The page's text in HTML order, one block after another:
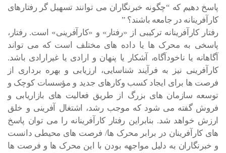
پاسخ دهیم که “چگونه خبرنگاران می توانند تسهیل گر رفتارهای
کارآفرینانه در جامعه باشند؟ ”
رفتار کارآفرینانه ترکیبی از «رفتار» و «کارآفرینی» است. رفتار،
پاسخی به محرک ها یا داده های مختلف است که می تواند
آگاهانه یا ناخودآگاه، آشکار یا پنهان و ارادی یا غیرارادی باشد.
کارآفرینی نیز به فرآیند شناسایی، ارزیابی و بهره برداری از
فرصت ها برای ایجاد کسب وکارهای جدید و مؤسسات کوچک و
توسعه سازمان های بزرگ از طریق فعالیت های بازاریابی و
فروش گفته می شود که موجب رشد، اشتغال آفرینی و خلق
ارزش خواهد شد. بنابراین رفتار کارآفرینانه را می توان پاسخ
های کارآفرینان در برابر محرک ها/ فرصت های محیطی دانست
و خبرنگاران به دلیل مواجهه بودن با این محرک ها و فرصت ها